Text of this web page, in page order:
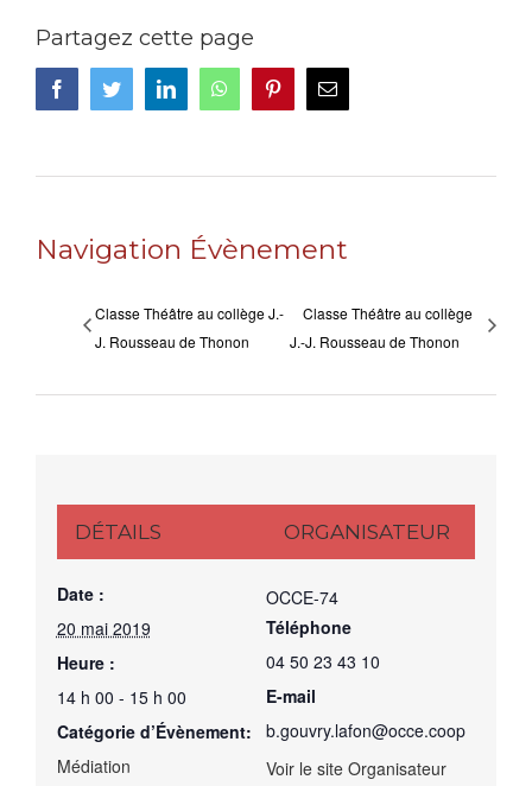
Partagez cette page
FacebookTwitterLinkedInWhatsAppPinterestEmail
Navigation Évènement
Classe Théâtre au collège J.-
J. Rousseau de Thonon
Classe Théâtre au collège
J.-J. Rousseau de Thonon
DÉTAILS
Date :
20 mai 2019
Heure :
14 h 00 - 15 h 00
Catégorie d’Évènement:
Médiation
ORGANISATEUR
OCCE-74
Téléphone
04 50 23 43 10
E-mail
b.gouvry.lafon@occe.coop
Voir le site Organisateur